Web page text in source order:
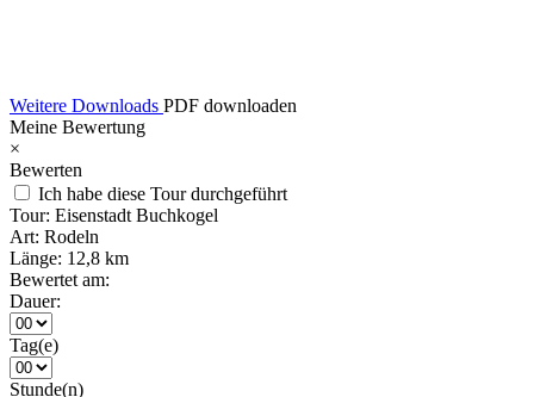
Weitere Downloads PDF downloaden
Meine Bewertung
×
Bewerten
Ich habe diese Tour durchgeführt
Tour: Eisenstadt Buchkogel
Art: Rodeln
Länge: 12,8 km
Bewertet am:
Dauer:
Tag(e)
Stunde(n)